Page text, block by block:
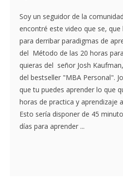
Soy un seguidor de la
encontré este video que se,
para derribar paradigmas de
del Método de las 20 horas
quieras del señor Josh
del bestseller "MBA Personal".
que tu puedes aprender lo que
horas de practica y aprendizaje
Esto sería disponer de 45
días para aprender ...